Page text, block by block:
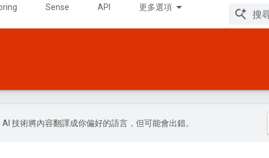
Sense API 更多選項
技術將內容翻譯成你偏好的語言，但可能會出錯。